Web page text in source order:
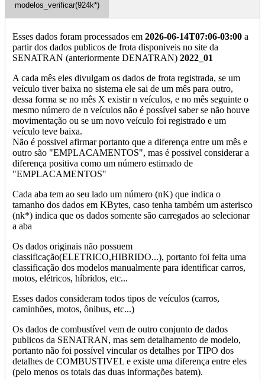
modelos_verificar(924k*)
Esses dados foram processados em 2026-06-14T07:06-03:00 a
partir dos dados publicos de frota disponiveis no site da
SENATRAN (anteriormente DENATRAN) 2022_01
A cada mês eles divulgam os dados de frota registrada, se um
veículo tiver baixa no sistema ele sai de um mês para outro,
dessa forma se no mês X existir n veículos, e no mês seguinte o
mesmo número de n veículos não é possível saber se não houve
movimentação ou se um novo veículo foi registrado e um
veículo teve baixa.
Não é possivel afirmar portanto que a diferença entre um mês e
outro são "EMPLACAMENTOS", mas é possivel considerar a
diferença positiva como um número estimado de
"EMPLACAMENTOS"
Cada aba tem ao seu lado um número (nK) que indica o
tamanho dos dados em KBytes, caso tenha também um asterisco
(nk*) indica que os dados somente são carregados ao selecionar
a aba
Os dados originais não possuem
classificação(ELETRICO,HIBRIDO...), portanto foi feita uma
classificação dos modelos manualmente para identificar carros,
motos, elétricos, híbridos, etc...
Esses dados consideram todos tipos de veículos (carros,
caminhões, motos, ônibus, etc...)
Os dados de combustível vem de outro conjunto de dados
publicos da SENATRAN, mas sem detalhamento de modelo,
portanto não foi possível vincular os detalhes por TIPO dos
detalhes de COMBUSTIVEL e existe uma diferença entre eles
(pelo menos os totais das duas informações batem).